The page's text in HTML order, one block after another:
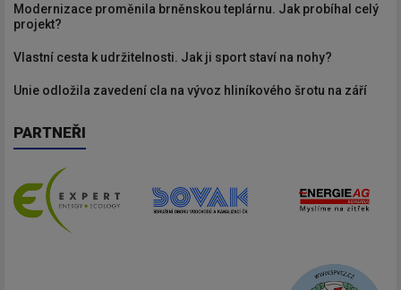
Modernizace proměnila brněnskou teplárnu. Jak probíhal celý
projekt?
Vlastní cesta k udržitelnosti. Jak ji sport staví na nohy?
Unie odložila zavedení cla na vývoz hliníkového šrotu na září
PARTNEŘI